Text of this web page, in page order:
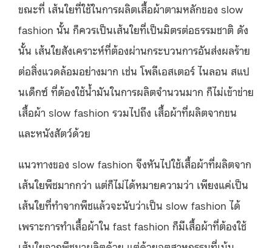
ขณะที่ เส้นใยที่ใช้ในการผลิตเสื้อผ้าตามหลักของ slow
fashion นั้น ก็ควรเป็นเส้นใยที่เป็นมิตรต่อธรรมชาติ ดัง
นั้น เส้นใยสังเคราะห์ที่ต้องผ่านกระบวนการอันส่งผลร้าย
ต่อสิ่งแวดล้อมอย่างมาก เช่น โพลีเอสเตอร์ ไนลอน สแป
นเด็กซ์ ที่ต้องใช้น้ำมันในการผลิตจำนวนมาก ก็ไม่เข้าข่าย
เสื้อผ้า slow fashion รวมไปถึง เสื้อผ้าที่ผลิตจากขน
และหนังสัตว์ด้วย
แนวทางของ slow fashion จึงหันไปใช้เสื้อผ้าที่ผลิตจาก
เส้นใยพืชมากกว่า แต่ก็ไม่ได้หมายความว่า เพียงแค่เป็น
เส้นใยที่ทำจากพืชแล้วจะนับว่าเป็น slow fashion ได้
เพราะการทำเสื้อผ้าใน fast fashion ก็มีเสื้อผ้าที่ต้องใช้